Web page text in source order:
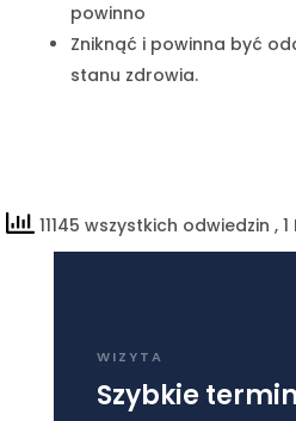
powinno
Zniknąć i powinna być
stanu zdrowia.
11145 wszystkich odwiedzin ,
WIZYTA
Szybkie